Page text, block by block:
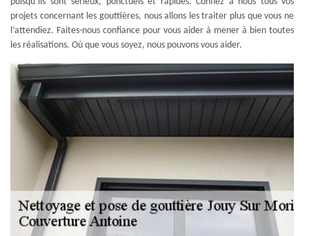
projets concernant les gouttières, nous allons les traiter plus que vous ne
l’attendiez. Faites-nous confiance pour vous aider à mener à bien toutes
les réalisations. Où que vous soyez, nous pouvons vous aider.